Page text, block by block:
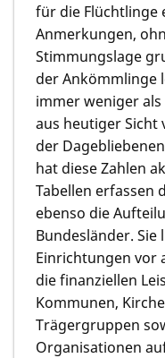
für die Flüchtlinge
Anmerkungen,
Stimmungslage
der Ankömmlinge
immer weniger
aus heutiger Sicht
der
hat diese Zahlen
Tabellen erfassen
ebenso die
Bundesländer. Sie
Einrichtungen vor
die finanziellen
Kommunen,
Trägergruppen
Organisationen